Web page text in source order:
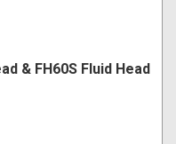
& FH60S Fluid Head